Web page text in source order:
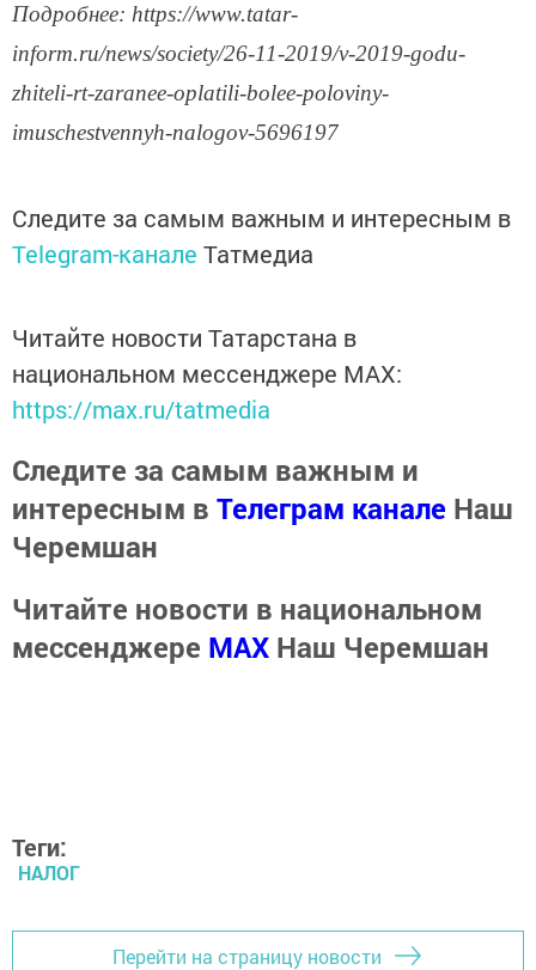
Подробнее: https://www.tatar-
inform.ru/news/society/26-11-2019/v-2019-godu-
zhiteli-rt-zaranee-oplatili-bolee-poloviny-
imuschestvennyh-nalogov-5696197
Следите за самым важным и интересным в
Telegram-канале Татмедиа
Читайте новости Татарстана в
национальном мессенджере MАХ:
https://max.ru/tatmedia
Следите за самым важным и
интересным в Телеграм канале Наш
Черемшан
Читайте новости в национальном
мессенджере MАХ Наш Черемшан
Теги:
НАЛОГ
Перейти на страницу новости